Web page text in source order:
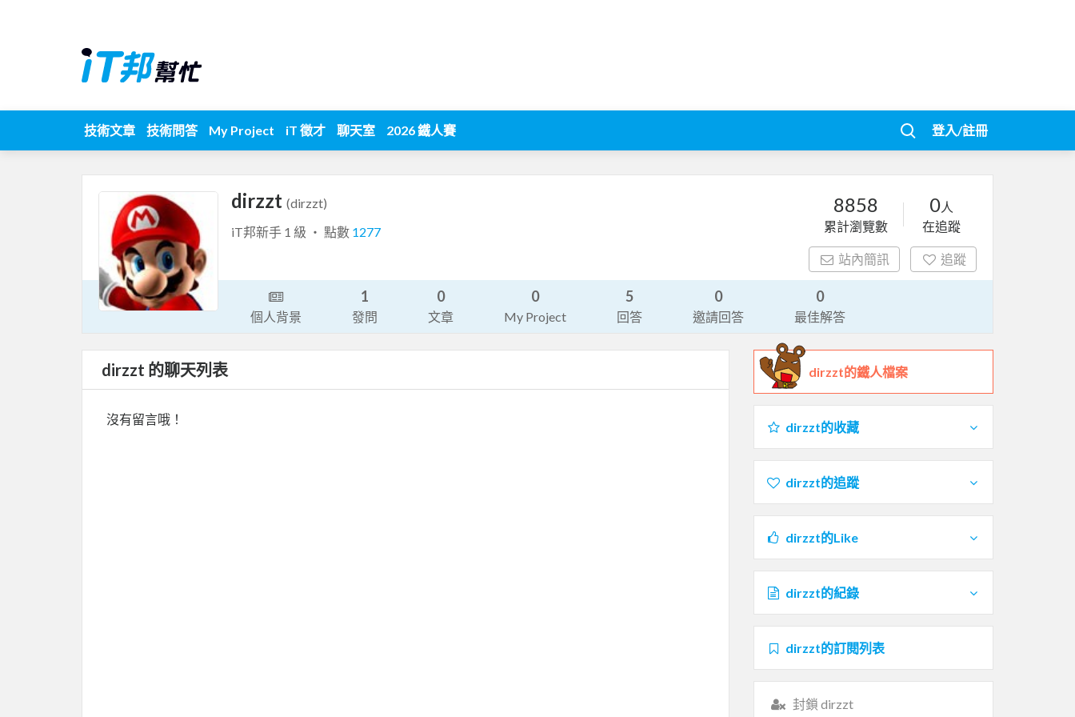
技術文章 技術問答 My Project iT 徵才 聊天室 2026 鐵人賽 登入/註冊
dirzzt (dirzzt)
iT邦新手 1 級 ‧ 點數 1277
8858
累計瀏覽數
0人
在追蹤
站內簡訊 追蹤
個人背景
1
發問
0
文章
0
My Project
5
回答
0
邀請回答
0
最佳解答
dirzzt 的聊天列表
沒有留言哦！
dirzzt的鐵人檔案
dirzzt的收藏
dirzzt的追蹤
dirzzt的Like
dirzzt的紀錄
dirzzt的訂閱列表
封鎖 dirzzt